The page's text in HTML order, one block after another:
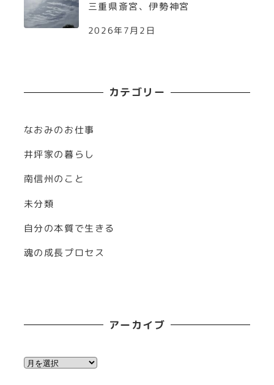
三重県斎宮、伊勢神宮
2026年7月2日
カテゴリー
なおみのお仕事
井坪家の暮らし
南信州のこと
未分類
自分の本質で生きる
魂の成長プロセス
アーカイブ
ア